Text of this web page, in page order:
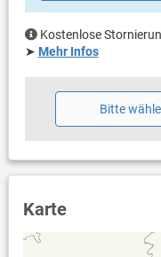
Kostenlose
➤ Mehr Infos
Bitte
Karte